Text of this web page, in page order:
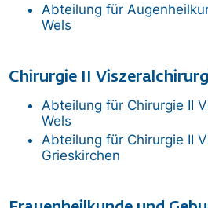
Abteilung für
Wels
Chirurgie II
Abteilung für Chirurgie II
Wels
Abteilung für Chirurgie II
Grieskirchen